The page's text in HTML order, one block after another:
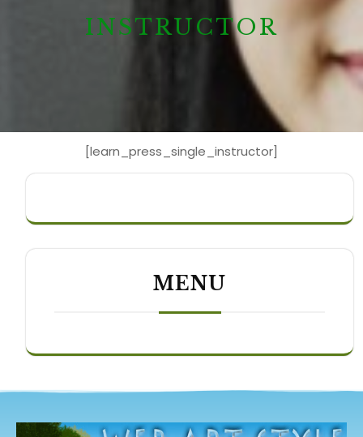
INSTRUCTOR
[learn_press_single_instructor]
MENU